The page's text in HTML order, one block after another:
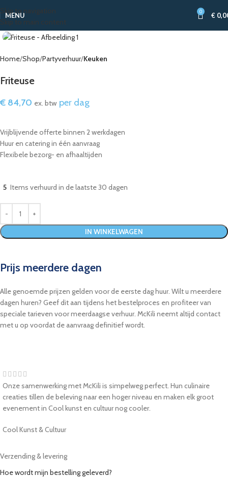
Skip to navigation
Skip to main content
MENU 0 €
Home Shop Partyverhuur Keuken
Friteuse
€ 84,70 ex. btw per dag
Vrijblijvende offerte binnen 2 werkdagen
Huur en catering in één aanvraag
Flexibele bezorg- en afhaaltijden
5 Items verhuurd in de laatste 30 dagen
IN WINKELWAGEN
Prijs meerdere dagen
Alle genoemde prijzen gelden voor de eerste dag huur. Wilt u meerdere
dagen huren? Geef dit aan tijdens het bestelproces en profiteer van
speciale tarieven voor meerdaagse verhuur. McKili neemt altijd contact
met u op voordat de aanvraag definitief wordt.
Onze samenwerking met McKili is simpelweg perfect. Hun culinaire
creaties tillen de beleving naar een hoger niveau en maken elk groot
evenement in Cool kunst en cultuur nog cooler.
Cool Kunst & Cultuur
Verzending & levering
Hoe wordt mijn bestelling geleverd?